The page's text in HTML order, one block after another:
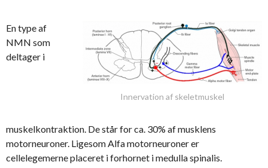
Innervation af skeletmuskel
En type af
NMN som
deltager i
muskelkontraktion. De står for ca. 30% af musklens
motorneuroner. Ligesom Alfa motorneuroner er
cellelegemerne placeret i forhornet i medulla spinalis.